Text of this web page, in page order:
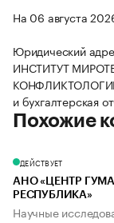
На 06 августа
Юридический
ИНСТИТУТ
и бухгалтерская
Похожие
ДЕЙСТВУЕТ
АНО «ЦЕНТР
РЕСПУБЛИКА»
Научные